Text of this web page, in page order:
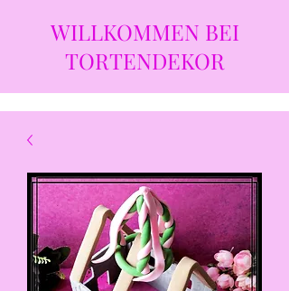
WILLKOMMEN BEI
TORTENDEKOR